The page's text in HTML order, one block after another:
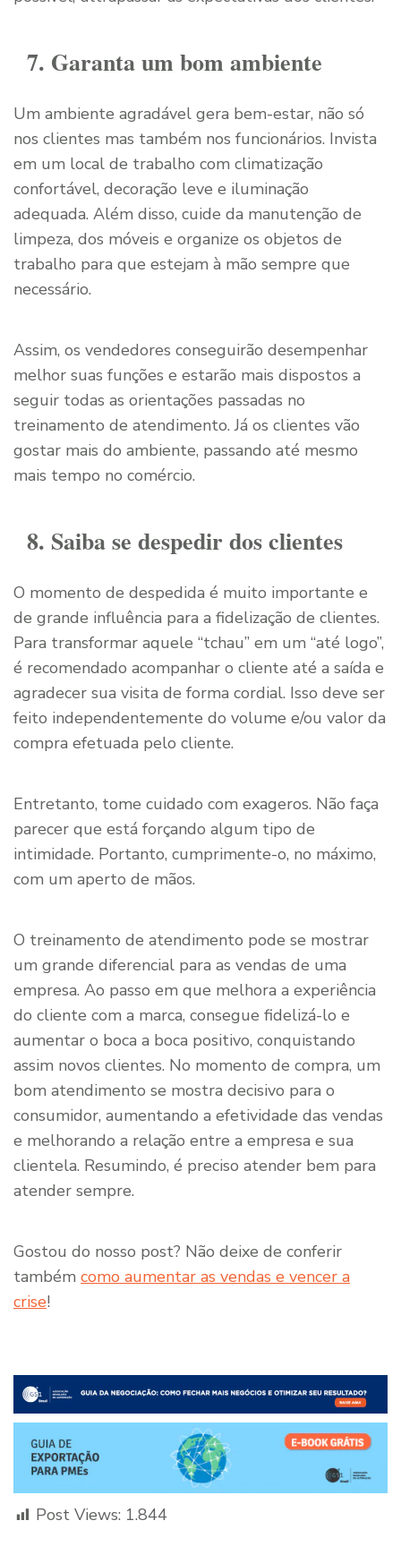
7. Garanta um bom ambiente
Um ambiente agradável gera bem-estar, não só
nos clientes mas também nos funcionários. Invista
em um local de trabalho com climatização
confortável, decoração leve e iluminação
adequada. Além disso, cuide da manutenção de
limpeza, dos móveis e organize os objetos de
trabalho para que estejam à mão sempre que
necessário.
Assim, os vendedores conseguirão desempenhar
melhor suas funções e estarão mais dispostos a
seguir todas as orientações passadas no
treinamento de atendimento. Já os clientes vão
gostar mais do ambiente, passando até mesmo
mais tempo no comércio.
8. Saiba se despedir dos clientes
O momento de despedida é muito importante e
de grande influência para a fidelização de clientes.
Para transformar aquele “tchau” em um “até logo”,
é recomendado acompanhar o cliente até a saída e
agradecer sua visita de forma cordial. Isso deve ser
feito independentemente do volume e/ou valor da
compra efetuada pelo cliente.
Entretanto, tome cuidado com exageros. Não faça
parecer que está forçando algum tipo de
intimidade. Portanto, cumprimente-o, no máximo,
com um aperto de mãos.
O treinamento de atendimento pode se mostrar
um grande diferencial para as vendas de uma
empresa. Ao passo em que melhora a experiência
do cliente com a marca, consegue fidelizá-lo e
aumentar o boca a boca positivo, conquistando
assim novos clientes. No momento de compra, um
bom atendimento se mostra decisivo para o
consumidor, aumentando a efetividade das vendas
e melhorando a relação entre a empresa e sua
clientela. Resumindo, é preciso atender bem para
atender sempre.
Gostou do nosso post? Não deixe de conferir
também como aumentar as vendas e vencer a
crise!
Post Views: 1.844